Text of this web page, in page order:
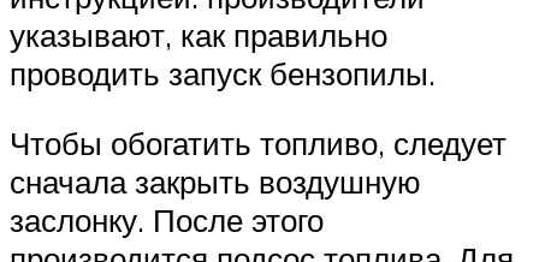
указывают, как правильно
проводить запуск бензопилы.
Чтобы обогатить топливо, следует
сначала закрыть воздушную
заслонку. После этого